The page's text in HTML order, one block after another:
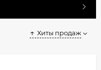
Хиты продаж